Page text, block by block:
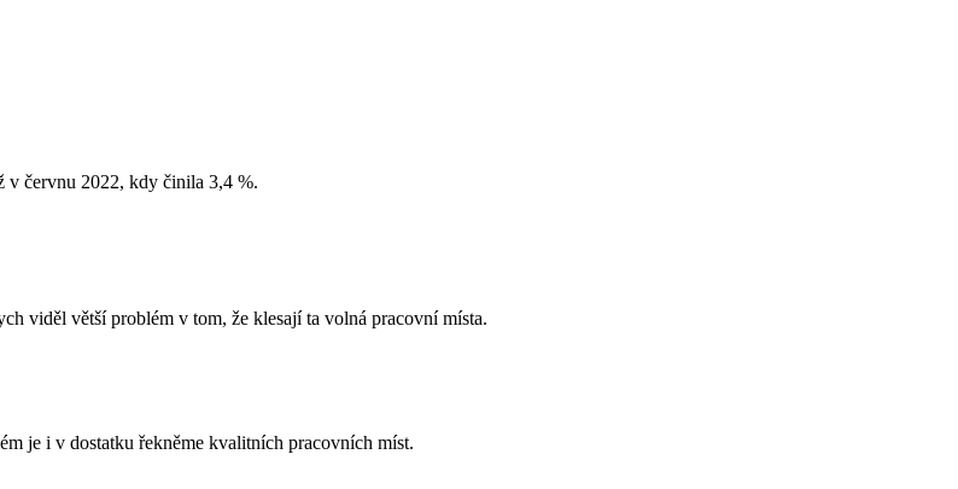
v červnu 2022, kdy činila 3,4 %.
viděl větší problém v tom, že klesají ta volná pracovní místa.
je i v dostatku řekněme kvalitních pracovních míst.